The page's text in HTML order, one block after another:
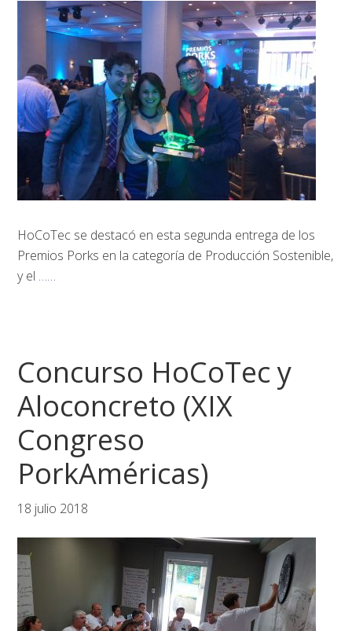
HoCoTec se destacó en esta segunda entrega de los
Premios Porks en la categoría de Producción Sostenible,
y el ……
Concurso HoCoTec y
Aloconcreto (XIX
Congreso
PorkAméricas)
18 julio 2018